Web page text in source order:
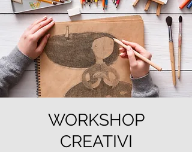
WORKSHOP
CREATIVI